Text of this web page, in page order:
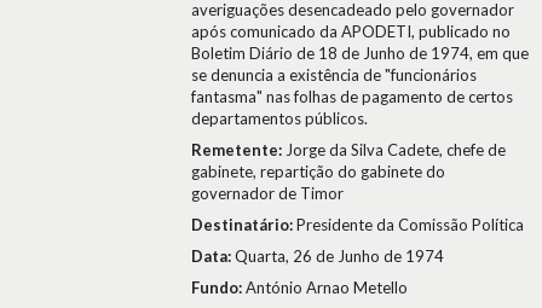
averiguações desencadeado pelo governador
após comunicado da APODETI, publicado no
Boletim Diário de 18 de Junho de 1974, em que
se denuncia a existência de "funcionários
fantasma" nas folhas de pagamento de certos
departamentos públicos.
Remetente: Jorge da Silva Cadete, chefe de
gabinete, repartição do gabinete do
governador de Timor
Destinatário:Presidente da Comissão Política
Data:Quarta, 26 de Junho de 1974
Fundo:António Arnao Metello